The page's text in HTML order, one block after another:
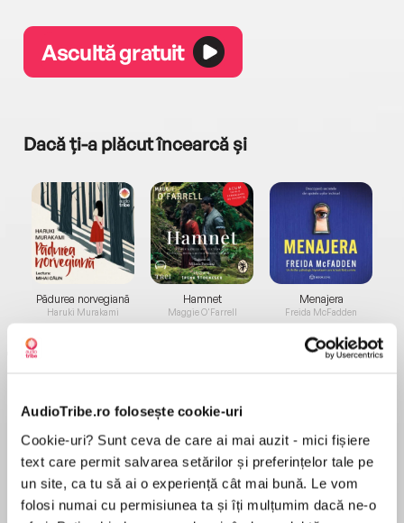
AudioTribe.ro folosește cookie-uri
Cookie-uri? Sunt ceva de care ai mai auzit - mici fișiere
text care permit salvarea setărilor și preferințelor tale pe
un site, ca tu să ai o experiență cât mai bună. Le vom
folosi numai cu permisiunea ta și îți mulțumim dacă ne-o
Ascultă gratuit
Dacă ți-a plăcut încearcă și
Pădurea norvegiană
Haruki Murakami
Elita de Argint (Elita
de...
Dani Francis
Hamnet
Maggie O'Farrell
Diavolul se îmbracă de
la...
Lauren Weisberger
Menajera
Freida McFadden
Migdală
Sohn Won-pyung